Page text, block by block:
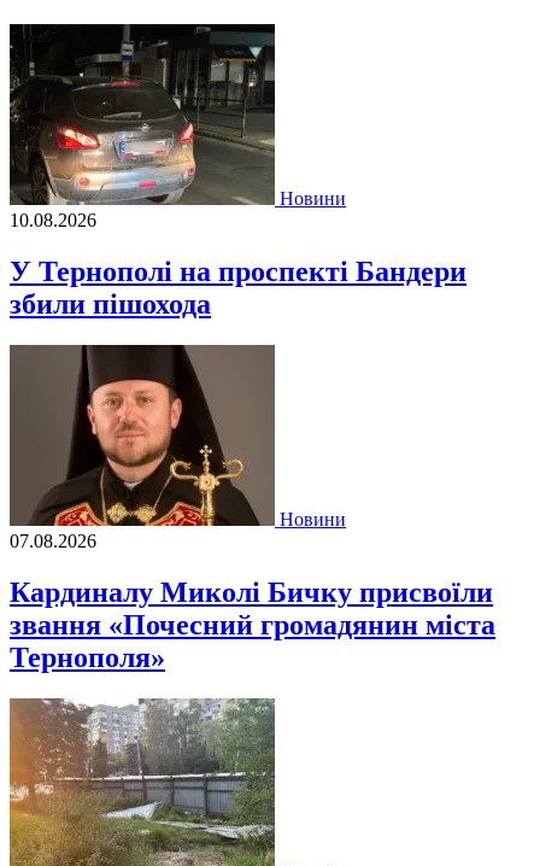
Новини
10.08.2026
У Тернополі на проспекті Бандери
збили пішохода
Новини
07.08.2026
Кардиналу Миколі Бичку присвоїли
звання «Почесний громадянин міста
Тернополя»